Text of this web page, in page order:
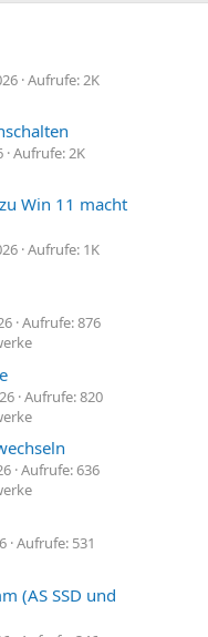
Aufrufe: 2K
Aufrufe: 2K
Win 11 macht
Aufrufe: 1K
Aufrufe: 876
Aufrufe: 820
Aufrufe: 636
Aufrufe: 531
(AS SSD und